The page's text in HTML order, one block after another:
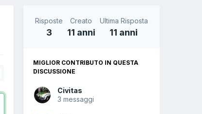
Risposte
3
Creato
11 anni
Ultima Risposta
11 anni
MIGLIOR CONTRIBUTO IN QUESTA
DISCUSSIONE
Civitas
3 messaggi